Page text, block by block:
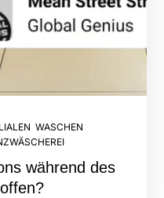
,WASCHEN
während des